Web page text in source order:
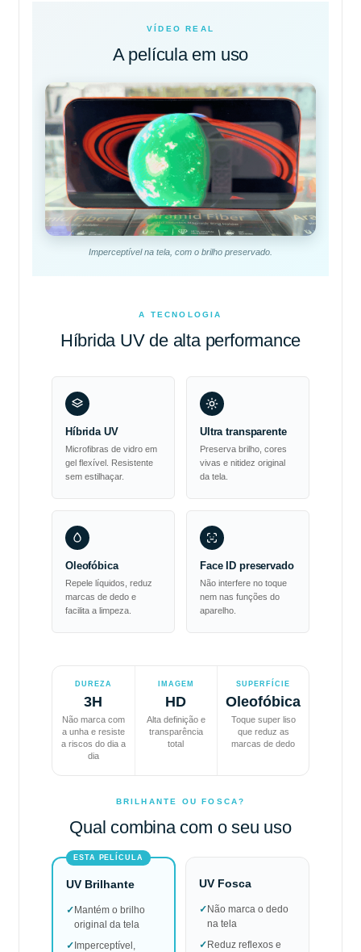
VÍDEO REAL
A película em uso
Imperceptível na tela, com o brilho preservado.
A TECNOLOGIA
Híbrida UV de alta performance
Híbrida UV
Microfibras de vidro em
gel flexível. Resistente
sem estilhaçar.
Ultra transparente
Preserva brilho, cores
vivas e nitidez original
da tela.
Oleofóbica
Repele líquidos, reduz
marcas de dedo e
facilita a limpeza.
Face ID preservado
Não interfere no toque
nem nas funções do
aparelho.
DUREZA
3H
Não marca com
a unha e resiste
a riscos do dia a
dia
IMAGEM
HD
Alta definição e
transparência
total
SUPERFÍCIE
Oleofóbica
Toque super liso
que reduz as
marcas de dedo
BRILHANTE OU FOSCA?
Qual combina com o seu uso
ESTA PELÍCULA
UV Brilhante
✓Mantém o brilho
original da tela
✓Imperceptível,
UV Fosca
✓Não marca o dedo
na tela
✓Reduz reflexos e